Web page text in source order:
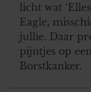
licht wat
Eagle,
jullie. Daar
pijntjes op
Borstkanker.